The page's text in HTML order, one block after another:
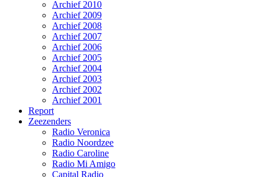
Archief 2010
Archief 2009
Archief 2008
Archief 2007
Archief 2006
Archief 2005
Archief 2004
Archief 2003
Archief 2002
Archief 2001
Report
Zeezenders
Radio Veronica
Radio Noordzee
Radio Caroline
Radio Mi Amigo
Capital Radio